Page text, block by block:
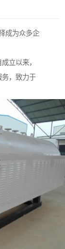
成为众多企
立以来，
务，致力于